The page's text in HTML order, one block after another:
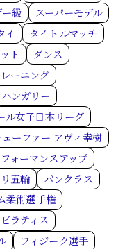
ー級
スーパーモデル
イ
タイトルマッチ
ト
ダンス
レーニング
ハンガリー
ル女子日本リーグ
ーファー アヴィ幸樹
ォーマンスアップ
五輪
パンクラス
柔術選手権
ピラティス
フィジーク選手